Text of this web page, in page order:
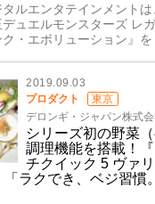
ルエンタテインメント
ュエルモンスターズ レ
・エボリューション』を
2019.09.03
プロダクト
東京
デロンギ・ジャパン株式
シリーズ初の野菜
調理機能を搭載！
チクイック 5 ヴァ
「ラクでき、ベジ習慣